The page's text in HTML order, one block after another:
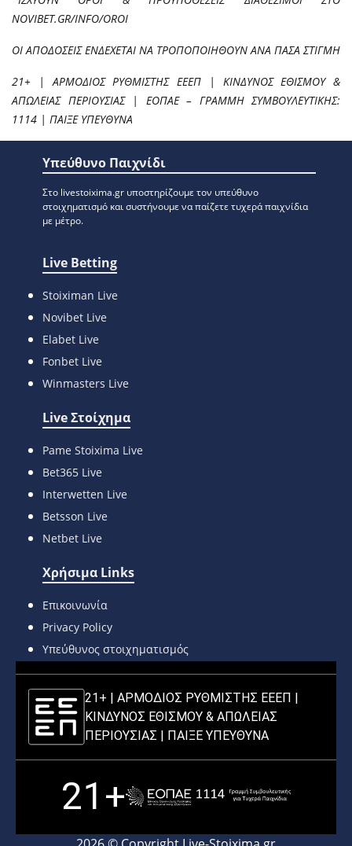
NOVIBET.GR/INFO/OROI
ΟΙ ΑΠΟΔΟΣΕΙΣ ΕΝΔΕΧΕΤΑΙ ΝΑ ΤΡΟΠΟΠΟΙΗΘΟΥΝ ΑΝΑ ΠΑΣΑ ΣΤΙΓΜΗ
21+ | ΑΡΜΟΔΙΟΣ ΡΥΘΜΙΣΤΗΣ ΕΕΕΠ | ΚΙΝΔΥΝΟΣ ΕΘΙΣΜΟΥ &
ΑΠΩΛΕΙΑΣ ΠΕΡΙΟΥΣΙΑΣ | ΕΟΠΑΕ – ΓΡΑΜΜΗ ΣΥΜΒΟΥΛΕΥΤΙΚΗΣ:
1114 | ΠΑΙΞΕ ΥΠΕΥΘΥΝΑ
Υπεύθυνο Παιχνίδι
Στο livestoixima.gr υποστηρίζουμε τον υπεύθυνο
στοιχηματισμό και συστήνουμε να παίζετε τυχερά παιχνίδια
με μέτρο.
Live Betting
Stoiximan Live
Novibet Live
Elabet Live
Fonbet Live
Winmasters Live
Live Στοίχημα
Pame Stoixima Live
Bet365 Live
Interwetten Live
Betsson Live
Netbet Live
Χρήσιμα Links
Επικοινωνία
Privacy Policy
Υπεύθυνος στοιχηματισμός
21+ | ΑΡΜΟΔΙΟΣ ΡΥΘΜΙΣΤΗΣ ΕΕΕΠ |
ΚΙΝΔΥΝΟΣ ΕΘΙΣΜΟΥ & ΑΠΩΛΕΙΑΣ
ΠΕΡΙΟΥΣΙΑΣ | ΠΑΙΞΕ ΥΠΕΥΘΥΝΑ
21+